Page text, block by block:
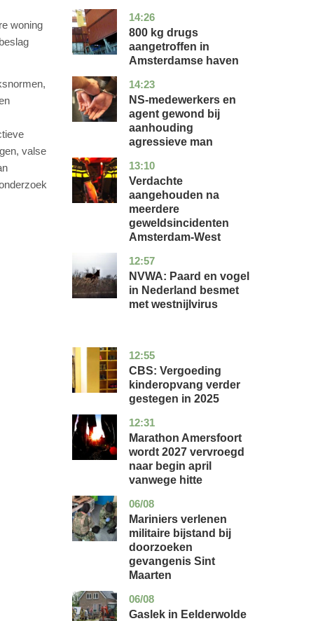
woning
valse
14:26
noord-
holland
nieuws
800 kg drugs
aangetroffen in
Amsterdamse haven
14:23
flevoland
nieuws
NS-medewerkers en
agent gewond bij
aanhouding
agressieve man
13:10
noord-
holland
nieuws
Verdachte
aangehouden na
meerdere
geweldsincidenten
Amsterdam-West
12:57
utrecht
nieuws
NVWA: Paard en vogel
in Nederland besmet
met westnijlvirus
12:55
zuid-
holland
economie
CBS: Vergoeding
kinderopvang verder
gestegen in 2025
12:31
utrecht
nieuws
Marathon Amersfoort
wordt 2027 vervroegd
naar begin april
vanwege hitte
06/08
buitenland
Mariniers verlenen
militaire bijstand bij
doorzoeken
gevangenis Sint
Maarten
06/08
drenthe
nieuws
Gaslek in Eelderwolde